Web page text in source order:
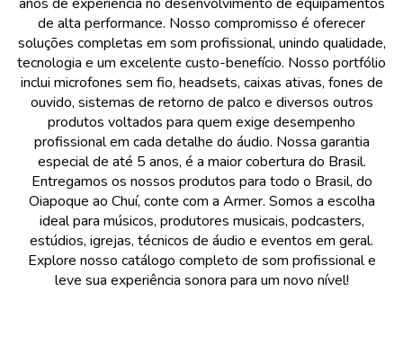
de alta performance. Nosso compromisso é oferecer
soluções completas em som profissional, unindo qualidade,
tecnologia e um excelente custo-benefício. Nosso portfólio
inclui microfones sem fio, headsets, caixas ativas, fones de
ouvido, sistemas de retorno de palco e diversos outros
produtos voltados para quem exige desempenho
profissional em cada detalhe do áudio. Nossa garantia
especial de até 5 anos, é a maior cobertura do Brasil.
Entregamos os nossos produtos para todo o Brasil, do
Oiapoque ao Chuí, conte com a Armer. Somos a escolha
ideal para músicos, produtores musicais, podcasters,
estúdios, igrejas, técnicos de áudio e eventos em geral.
Explore nosso catálogo completo de som profissional e
leve sua experiência sonora para um novo nível!